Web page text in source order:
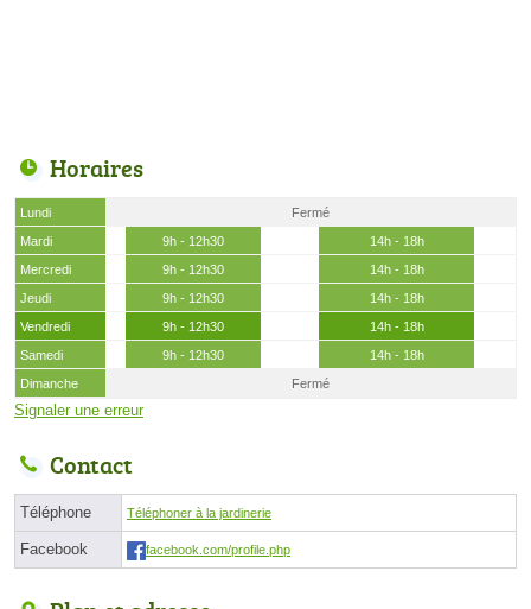
Horaires
Lundi
Fermé
Mardi
9h - 12h30
14h - 18h
Mercredi
9h - 12h30
14h - 18h
Jeudi
9h - 12h30
14h - 18h
Vendredi
9h - 12h30
14h - 18h
Samedi
9h - 12h30
14h - 18h
Dimanche
Fermé
Signaler une erreur
Contact
Téléphone Téléphoner à la jardinerie
Facebook facebook.com/profile.php